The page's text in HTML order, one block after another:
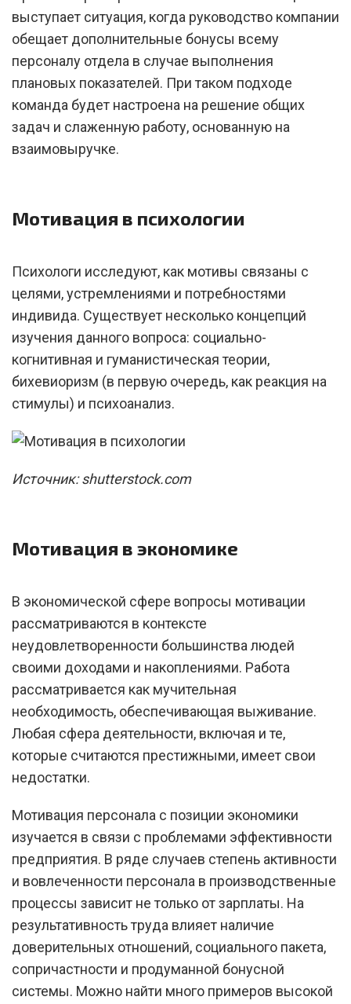
выступает ситуация, когда руководство компании
обещает дополнительные бонусы всему
персоналу отдела в случае выполнения
плановых показателей. При таком подходе
команда будет настроена на решение общих
задач и слаженную работу, основанную на
взаимовыручке.
Мотивация в психологии
Психологи исследуют, как мотивы связаны с
целями, устремлениями и потребностями
индивида. Существует несколько концепций
изучения данного вопроса: социально-
когнитивная и гуманистическая теории,
бихевиоризм (в первую очередь, как реакция на
стимулы) и психоанализ.
Источник: shutterstock.com
Мотивация в экономике
В экономической сфере вопросы мотивации
рассматриваются в контексте
неудовлетворенности большинства людей
своими доходами и накоплениями. Работа
рассматривается как мучительная
необходимость, обеспечивающая выживание.
Любая сфера деятельности, включая и те,
которые считаются престижными, имеет свои
недостатки.
Мотивация персонала с позиции экономики
изучается в связи с проблемами эффективности
предприятия. В ряде случаев степень активности
и вовлеченности персонала в производственные
процессы зависит не только от зарплаты. На
результативность труда влияет наличие
доверительных отношений, социального пакета,
сопричастности и продуманной бонусной
системы. Можно найти много примеров высокой